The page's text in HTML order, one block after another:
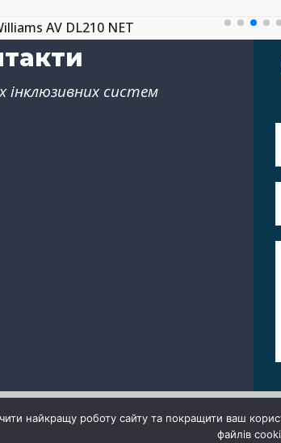
інклюзивних систем
Технічна підтримка ОЗІС
найкращу роботу сайту та покращити ваш
файлів